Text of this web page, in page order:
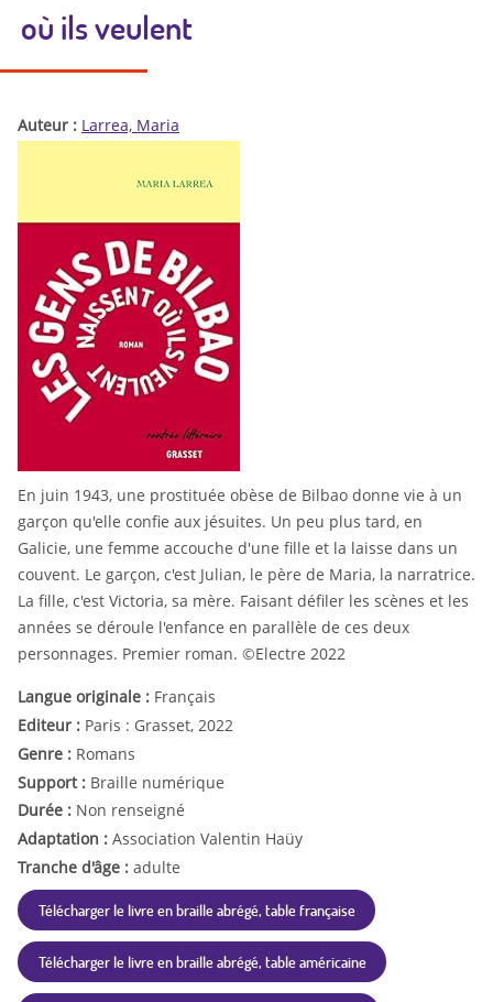
où ils veulent
Auteur : Larrea, Maria
En juin 1943, une prostituée obèse de Bilbao donne vie à un
garçon qu'elle confie aux jésuites. Un peu plus tard, en
Galicie, une femme accouche d'une fille et la laisse dans un
couvent. Le garçon, c'est Julian, le père de Maria, la narratrice.
La fille, c'est Victoria, sa mère. Faisant défiler les scènes et les
années se déroule l'enfance en parallèle de ces deux
personnages. Premier roman. ©Electre 2022
Langue originale : Français
Editeur : Paris : Grasset, 2022
Genre : Romans
Support : Braille numérique
Durée : Non renseigné
Adaptation : Association Valentin Haüy
Tranche d'âge : adulte
Télécharger le livre en braille abrégé, table française
Télécharger le livre en braille abrégé, table américaine